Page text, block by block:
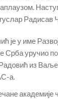
Радисав
је у име
Срба уручио
из
а.
академије